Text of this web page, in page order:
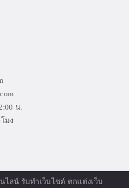
น.
มง
ไลน์ รับทำเว็บไซต์ ตกแต่งเว็บ